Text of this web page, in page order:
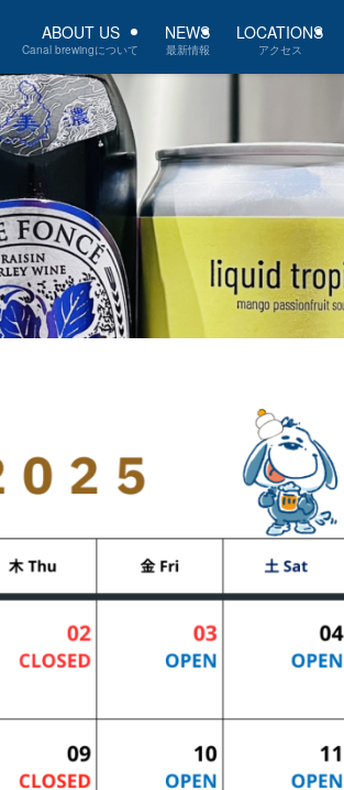
ABOUT US
Canal brewingについて
NEWS
最新情報
LOCATIONS
アクセス